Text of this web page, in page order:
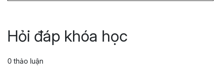
Tổng số 6 giờ
Hỏi đáp khóa học
0 thảo luận